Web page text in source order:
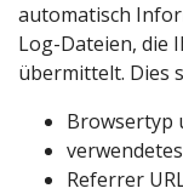
automatisch
Log-Dateien, die
übermittelt. Dies
Browsertyp
Referrer